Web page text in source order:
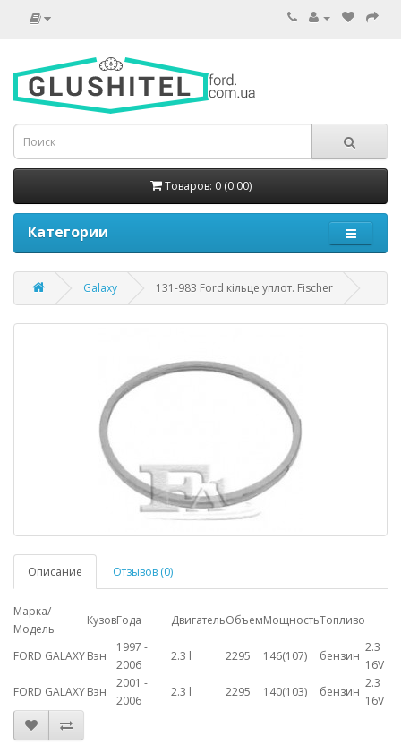
Товаров: 0 (0.00)
Категории
Galaxy 131-983 Ford кільце уплот. Fischer
Описание Отзывов (0)
Марка/
Модель
КузовГода ДвигательОбъемМощностьТопливо
FORD GALAXYВэн
1997 -
2006
2.3 l 2295 146(107) бензин
2.3
16V
FORD GALAXYВэн
2001 -
2006
2.3 l 2295 140(103) бензин
2.3
16V